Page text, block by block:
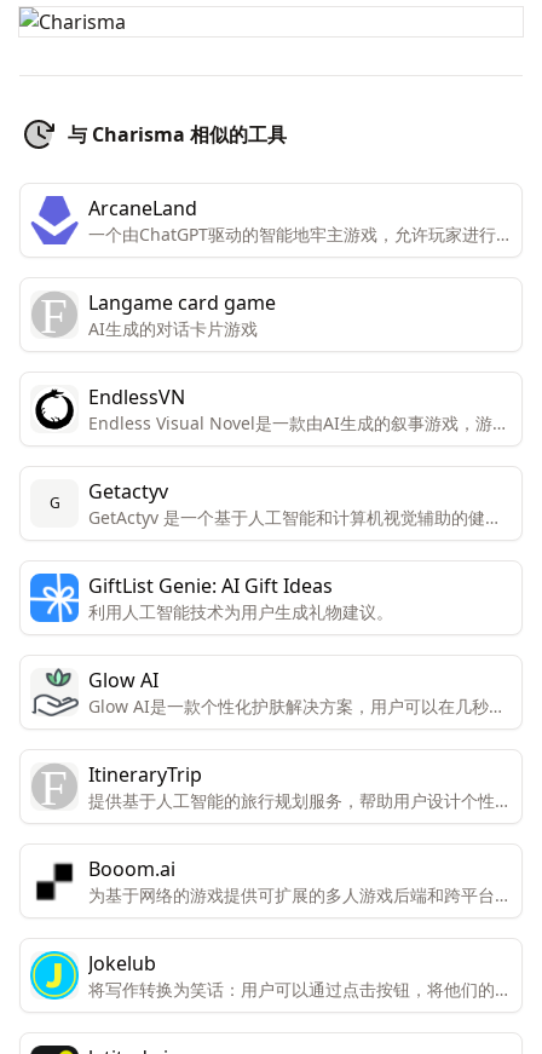
与 Charisma 相似的工具
ArcaneLand
一个由ChatGPT驱动的智能地牢主游戏，允许玩家进行
角色扮演和冒险。
Langame card game
AI生成的对话卡片游戏
EndlessVN
Endless Visual Novel是一款由AI生成的叙事游戏，游戏
中的所有元素——图形、音乐、故事和角色——都是实时
生成的，每次游戏体验都是独一无二的。
G Getactyv
GetActyv 是一个基于人工智能和计算机视觉辅助的健康
和健身平台，旨在以正确的方式帮助用户达到健身目标。
GiftList Genie: AI Gift Ideas
利用人工智能技术为用户生成礼物建议。
Glow AI
Glow AI是一款个性化护肤解决方案，用户可以在几秒钟
内生成个性化的护肤程序。
ItineraryTrip
提供基于人工智能的旅行规划服务，帮助用户设计个性化
的旅行计划。
Booom.ai
为基于网络的游戏提供可扩展的多人游戏后端和跨平台集
成。
Jokelub
将写作转换为笑话：用户可以通过点击按钮，将他们的写
作内容转换成笑话。